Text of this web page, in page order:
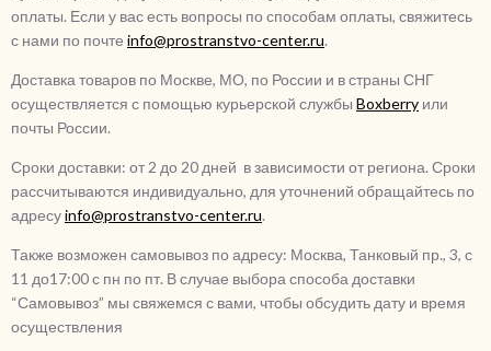
оплаты. Если у вас есть вопросы по способам оплаты, свяжитесь
с нами по почте info@prostranstvo-center.ru.
Доставка товаров по Москве, МО, по России и в страны СНГ
осуществляется с помощью курьерской службы Boxberry или
почты России.
Сроки доставки: от 2 до 20 дней в зависимости от региона. Сроки
рассчитываются индивидуально, для уточнений обращайтесь по
адресуinfo@prostranstvo-center.ru.
Также возможен самовывоз по адресу: Москва, Танковый пр., 3, с
11 до17:00 с пн по пт. В случае выбора способа доставки
“Самовывоз” мы свяжемся с вами, чтобы обсудить дату и время
осуществления